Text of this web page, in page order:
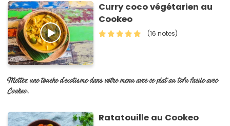
Curry coco végétarien au
Cookeo
(16 notes)
Mettez une touche d'exotisme dans votre menu avec ce plat au tofu facile avec
Cookeo.
Ratatouille au Cookeo